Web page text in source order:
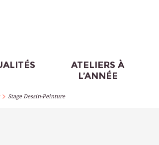
ATELIERS À
L’ANNÉE
> Stage Dessin-Peinture